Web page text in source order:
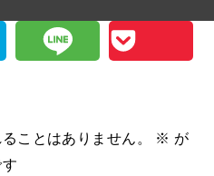
ことはありません。 ※ が